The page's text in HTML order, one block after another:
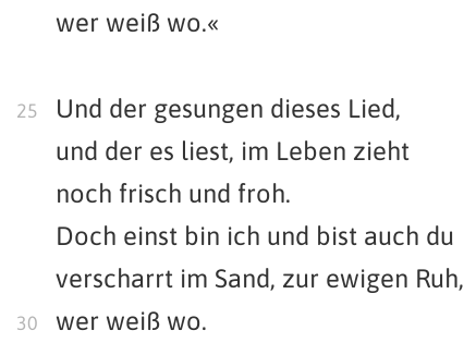
wer weiß wo.«
Und der gesungen dieses Lied,
und der es liest, im Leben zieht
noch frisch und froh.
Doch einst bin ich und bist auch du
verscharrt im Sand, zur ewigen Ruh,
wer weiß wo.